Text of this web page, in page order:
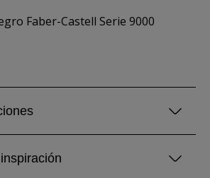
Faber-Castell Serie 9000